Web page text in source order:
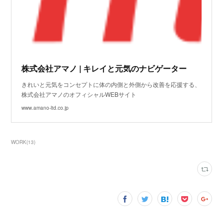
株式会社アマノ | キレイと元気のナビゲーター
きれいと元気をコンセプトに体の内側と外側から改善を応援する、
株式会社アマノのオフィシャルWEBサイト
www.amano-ltd.co.jp
WORK(13)